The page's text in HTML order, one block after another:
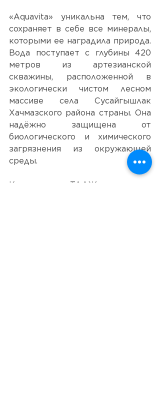
«Aquavita» уникальна тем, что
сохраняет в себе все минералы,
которыми ее наградила природа.
Вода поступает с глубины 420
метров из артезианской
скважины, расположенной в
экологически чистом лесном
массиве села Сусайгышлак
Хачмазского района страны. Она
надёжно защищена от
биологического и химического
загрязнения из окружающей
среды.
Компания «ТАДЖ» создана